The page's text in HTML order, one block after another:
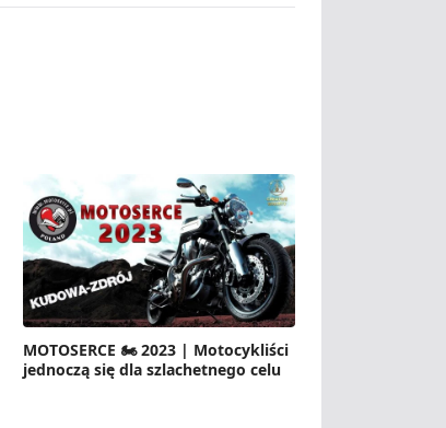
MOTOSERCE 🏍️ 2023 | Motocykliści
jednoczą się dla szlachetnego celu